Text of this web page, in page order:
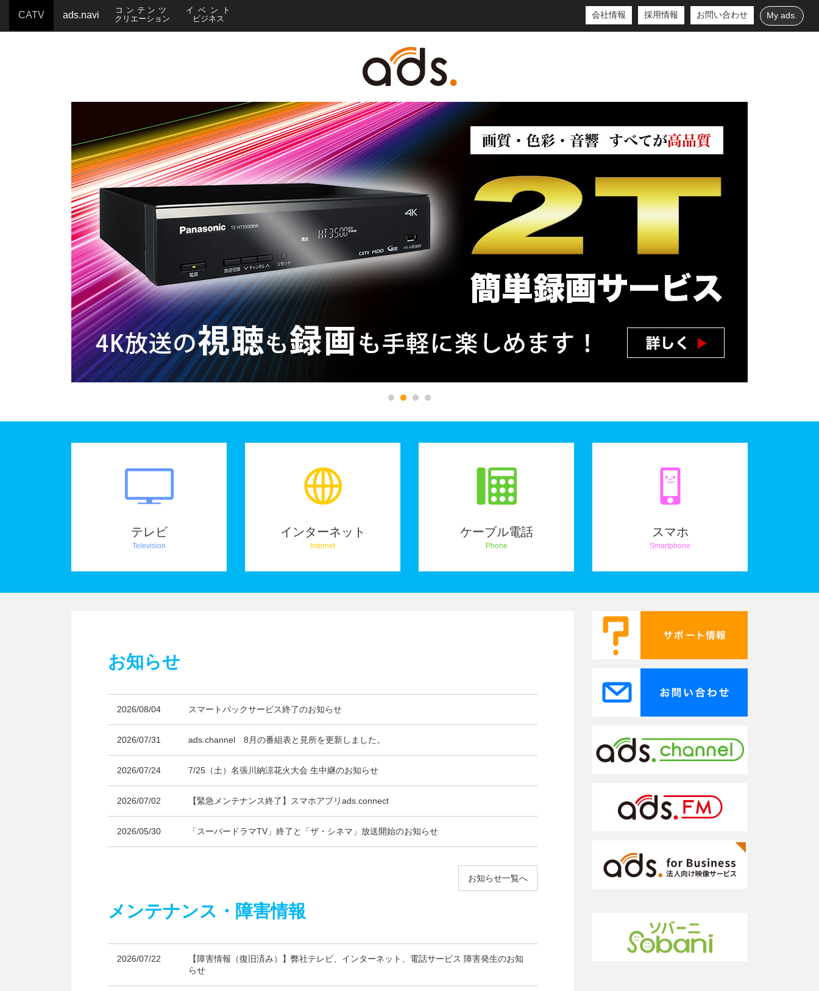
CATV ads.navi
コンテンツ
クリエーション
イベント
ビジネス
会社情報 採用情報 お問い合わせ My ads.
テレビ
Television
インターネット
Internet
ケーブル電話
Phone
スマホ
Smartphone
お知らせ
2026/08/04 スマートパックサービス終了のお知らせ
2026/07/31 ads.channel 8月の番組表と見所を更新しました。
2026/07/24 7/25（土）名張川納涼花火大会 生中継のお知らせ
2026/07/02 【緊急メンテナンス終了】スマホアプリads.connect
2026/05/30 「スーパードラマTV」終了と「ザ・シネマ」放送開始のお知らせ
お知らせ一覧へ
メンテナンス・障害情報
2026/07/22
【障害情報（復旧済み）】弊社テレビ、インターネット、電話サービス 障害発生のお知
らせ